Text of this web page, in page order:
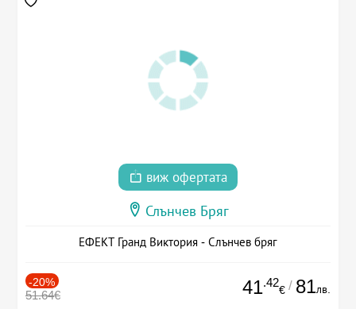
виж офертата
Слънчев Бряг
ЕФЕКТ Гранд Виктория - Слънчев бряг
-20%
51.64€ 41.42
€ / 81лв.